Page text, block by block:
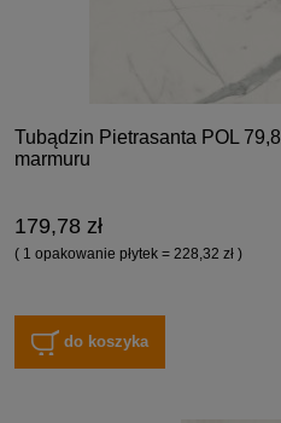
Tubądzin Pietrasanta POL
marmuru
179,78 zł
( 1 opakowanie płytek = 228,32 zł )
do koszyka